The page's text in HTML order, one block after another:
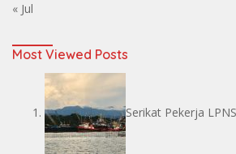
« Jul
Most Viewed Posts
Serikat Pekerja